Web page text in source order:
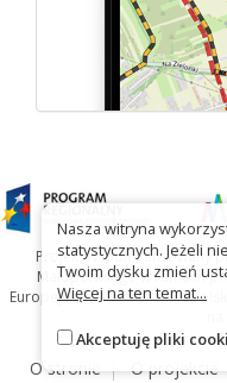
Projekt współfinansowany
Małopolskiego w ramach
Europejską w ramach
O stronie O projekcie
Nasza witryna
statystycznych. Jeżeli
Twoim dysku zmień
Więcej na ten temat...
Akceptuję pliki